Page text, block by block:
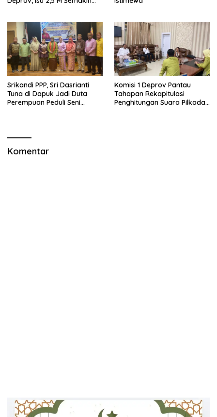
Srikandi PPP, Sri Dasrianti
Tuna di Dapuk Jadi Duta
Perempuan Peduli Seni
Komisi 1 Deprov Pantau
Tahapan Rekapitulasi
Penghitungan Suara Pilkada
Komentar